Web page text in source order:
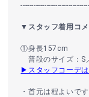
▼スタッフ着用コメ
①身長157cm
普段のサイズ：S
▶スタッフコーデは
・首元は程よいです